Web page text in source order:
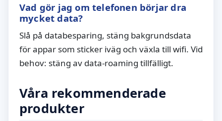
Vad gör jag om telefonen börjar dra
mycket data?
Slå på databesparing, stäng bakgrundsdata
för appar som sticker iväg och växla till wifi. Vid
behov: stäng av data-roaming tillfälligt.
Våra rekommenderade
produkter